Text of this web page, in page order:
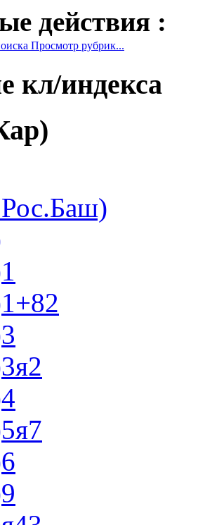
действия :
Просмотр рубрик...
кл/индекса